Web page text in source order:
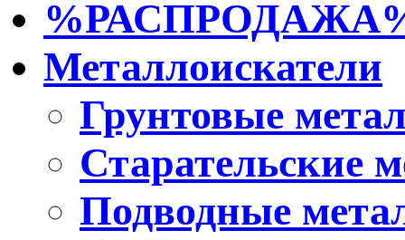
Металлоискатели
Грунтовые
Старательские
Подводные